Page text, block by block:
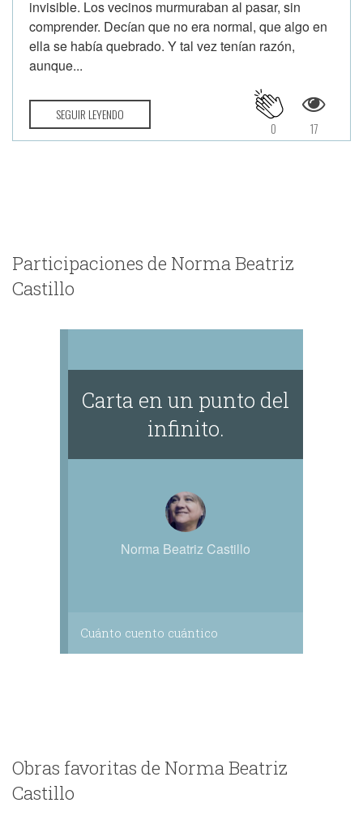
invisible. Los vecinos murmuraban al pasar, sin
comprender. Decían que no era normal, que algo en
ella se había quebrado. Y tal vez tenían razón,
aunque...
SEGUIR LEYENDO
17
0
Participaciones de Norma Beatriz
Castillo
Carta en un punto del
infinito.
Norma Beatriz Castillo
Cuánto cuento cuántico
Obras favoritas de Norma Beatriz
Castillo